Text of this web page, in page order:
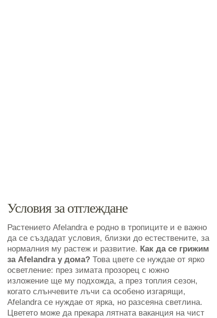
Условия за отглеждане
Растението Afelandra е родно в тропиците и е важно
да се създадат условия, близки до естествените, за
нормалния му растеж и развитие. Как да се грижим
за Afelandra у дома? Това цвете се нуждае от ярко
осветление: през зимата прозорец с южно
изложение ще му подхожда, а през топлия сезон,
когато слънчевите лъчи са особено изгарящи,
Afelandra се нуждае от ярка, но разсеяна светлина.
Цветето може да прекара лятната ваканция на чист